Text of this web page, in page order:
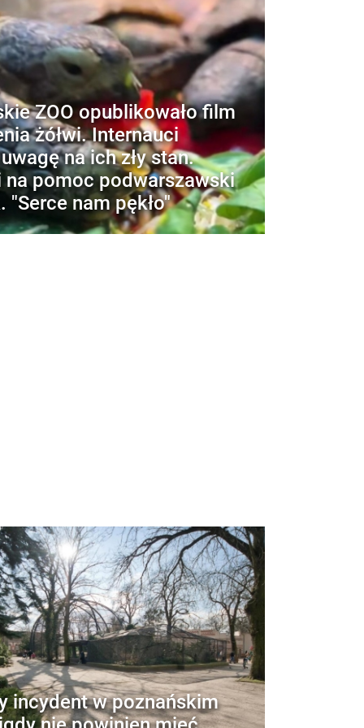
ZOO opublikowało film
żółwi. Internauci
na ich zły stan.
na pomoc podwarszawski
"Serce nam pękło"
incydent w poznańskim